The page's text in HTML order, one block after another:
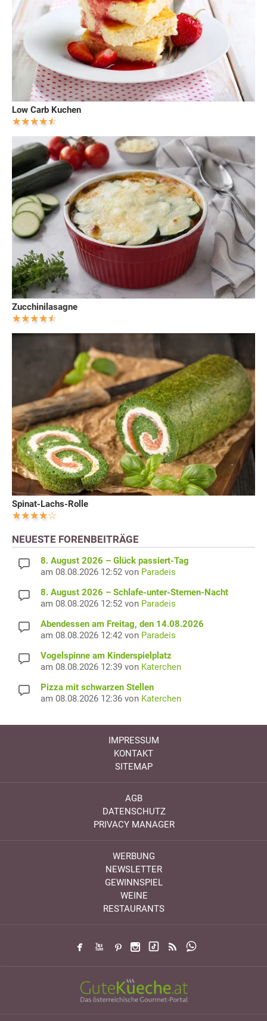
Low Carb Kuchen
Zucchinilasagne
Spinat-Lachs-Rolle
NEUESTE FORENBEITRÄGE
8. August 2026 – Glück passiert-Tag
am 08.08.2026 12:52 von Paradeis
8. August 2026 – Schlafe-unter-Sternen-Nacht
am 08.08.2026 12:52 von Paradeis
Abendessen am Freitag, den 14.08.2026
am 08.08.2026 12:42 von Paradeis
Vogelspinne am Kinderspielplatz
am 08.08.2026 12:39 von Katerchen
Pizza mit schwarzen Stellen
am 08.08.2026 12:36 von Katerchen
IMPRESSUM
KONTAKT
SITEMAP
AGB
DATENSCHUTZ
PRIVACY MANAGER
WERBUNG
NEWSLETTER
GEWINNSPIEL
WEINE
RESTAURANTS